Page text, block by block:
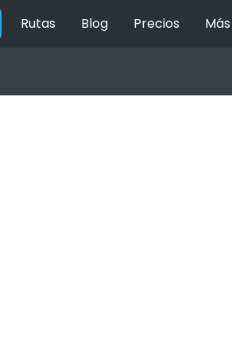
Rutas Blog Precios Más